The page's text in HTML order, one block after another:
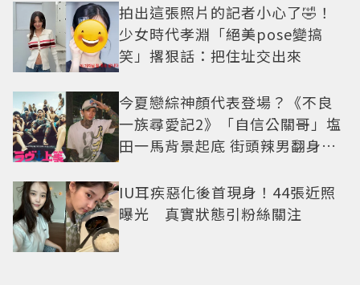
拍出這張照片的記者小心了🤣！
少女時代孝淵「絕美pose變搞
笑」撂狠話：把住址交出來
今夏戀綜神顏代表登場？《不良
一族尋愛記2》「自信公關哥」塩
田一馬背景起底 街頭辣男翻身當
IU耳疾惡化後首現身！44張近照
曝光 真實狀態引粉絲關注